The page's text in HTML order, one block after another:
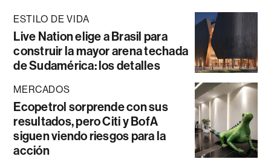
ESTILO DE VIDA
Live Nation elige a Brasil para
construir la mayor arena techada
de Sudamérica: los detalles
MERCADOS
Ecopetrol sorprende con sus
resultados, pero Citi y BofA
siguen viendo riesgos para la
acción